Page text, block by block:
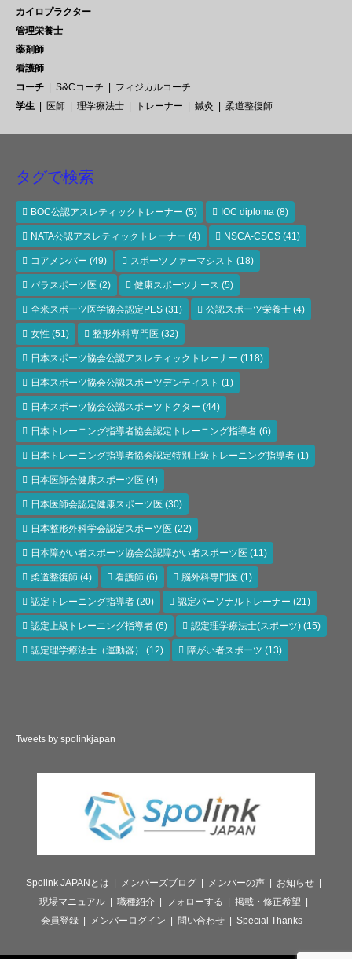
カイロプラクター
管理栄養士
薬剤師
看護師
コーチ
S&Cコーチ
フィジカルコーチ
学生
医師 理学療法士 トレーナー 鍼灸 柔道整復師
タグで検索
BOC公認アスレティックトレーナー (5) IOC diploma (8)
NATA公認アスレティックトレーナー (4) NSCA-CSCS (41)
コアメンバー (49) スポーツファーマシスト (18)
パラスポーツ医 (2) 健康スポーツナース (5)
全米スポーツ医学協会認定PES (31) 公認スポーツ栄養士 (4)
女性 (51) 整形外科専門医 (32)
日本スポーツ協会公認アスレティックトレーナー (118)
日本スポーツ協会公認スポーツデンティスト (1)
日本スポーツ協会公認スポーツドクター (44)
日本トレーニング指導者協会認定トレーニング指導者 (6)
日本トレーニング指導者協会認定特別上級トレーニング指導者 (1)
日本医師会健康スポーツ医 (4)
日本医師会認定健康スポーツ医 (30)
日本整形外科学会認定スポーツ医 (22)
日本障がい者スポーツ協会公認障がい者スポーツ医 (11)
柔道整復師 (4) 看護師 (6) 脳外科専門医 (1)
認定トレーニング指導者 (20) 認定パーソナルトレーナー (21)
認定上級トレーニング指導者 (6) 認定理学療法士(スポーツ) (15)
認定理学療法士（運動器） (12) 障がい者スポーツ (13)
Tweets by spolinkjapan
Spolink JAPANとは メンバーズブログ メンバーの声
お知らせ
現場マニュアル
職種紹介 フォローする
掲載・修正希望
会員登録
メンバーログイン 問い合わせ Special Thanks